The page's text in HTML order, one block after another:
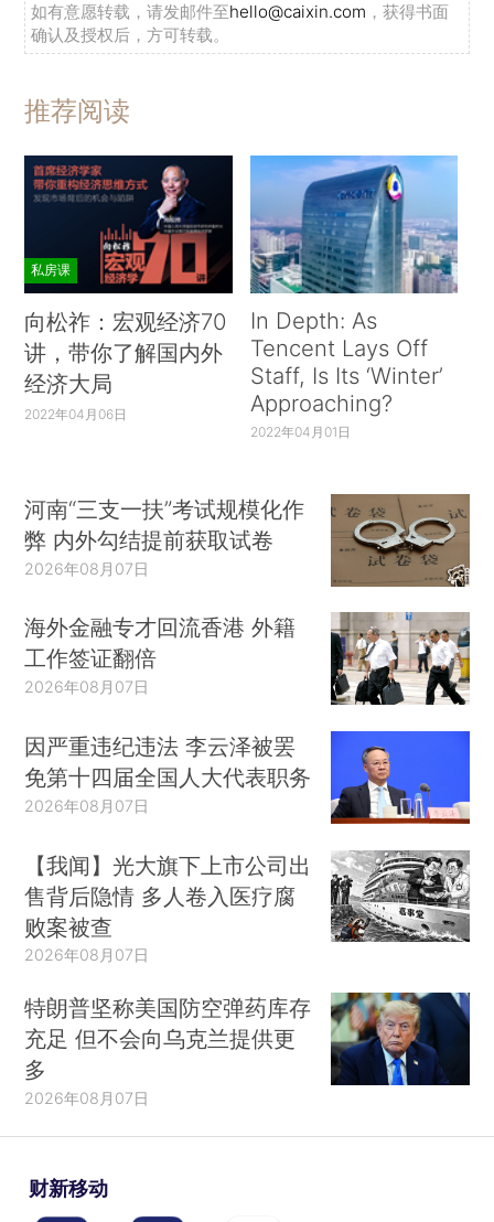
如有意愿转载，请发邮件至hello@caixin.com ，获得书面
确认及授权后，方可转载。
推荐阅读
私房课
向松祚：宏观经济70
讲，带你了解国内外
经济大局
2022年04月06日
In Depth: As
Tencent Lays Off
Staff, Is Its ‘Winter’
Approaching?
2022年04月01日
河南“三支一扶”考试规模化作
弊 内外勾结提前获取试卷
2026年08月07日
海外金融专才回流香港 外籍
工作签证翻倍
2026年08月07日
因严重违纪违法 李云泽被罢
免第十四届全国人大代表职务
2026年08月07日
【我闻】光大旗下上市公司出
售背后隐情 多人卷入医疗腐
败案被查
2026年08月07日
特朗普坚称美国防空弹药库存
充足 但不会向乌克兰提供更
多
2026年08月07日
财新移动